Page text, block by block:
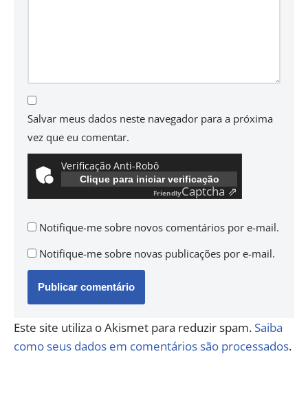
Salvar meus dados neste navegador para a próxima
vez que eu comentar.
Verificação Anti-Robô
Clique para iniciar verificação
FriendlyCaptcha ⇗
Notifique-me sobre novos comentários por e-mail.
Notifique-me sobre novas publicações por e-mail.
Este site utiliza o Akismet para reduzir spam. Saiba
como seus dados em comentários são processados.